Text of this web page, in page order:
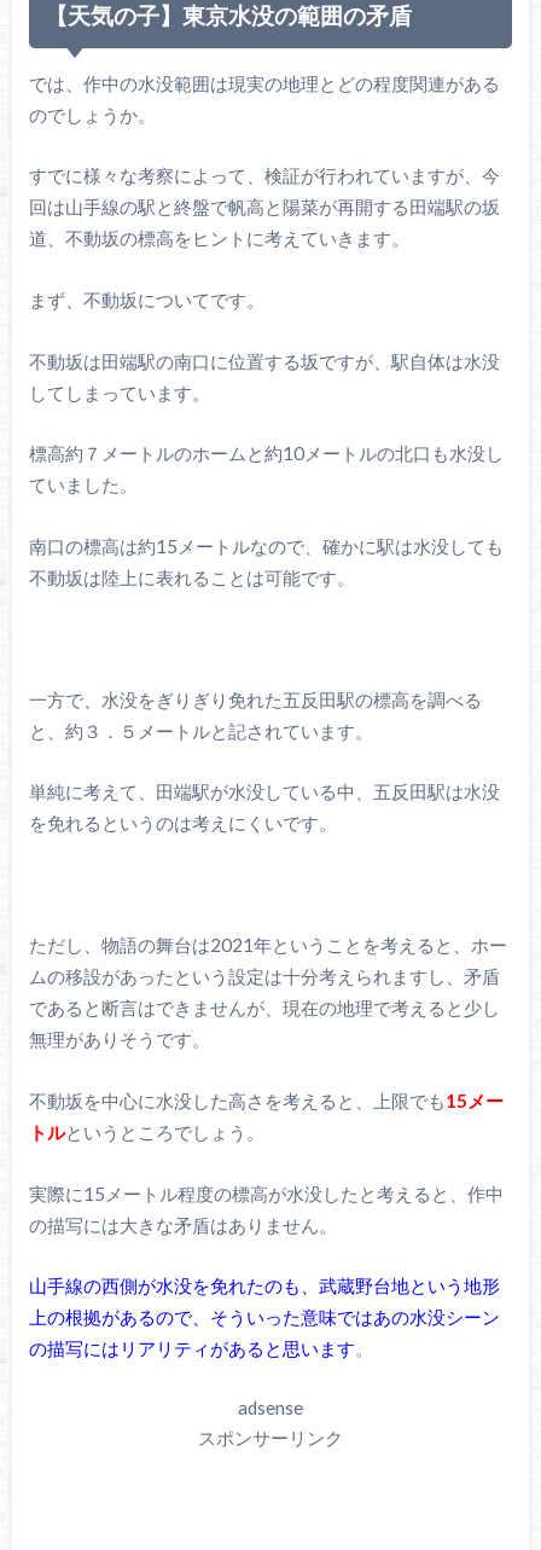
【天気の子】東京水没の範囲の矛盾
では、作中の水没範囲は現実の地理とどの程度関連がある
のでしょうか。
すでに様々な考察によって、検証が行われていますが、今
回は山手線の駅と終盤で帆高と陽菜が再開する田端駅の坂
道、不動坂の標高をヒントに考えていきます。
まず、不動坂についてです。
不動坂は田端駅の南口に位置する坂ですが、駅自体は水没
してしまっています。
標高約７メートルのホームと約10メートルの北口も水没し
ていました。
南口の標高は約15メートルなので、確かに駅は水没しても
不動坂は陸上に表れることは可能です。
一方で、水没をぎりぎり免れた五反田駅の標高を調べる
と、約３．５メートルと記されています。
単純に考えて、田端駅が水没している中、五反田駅は水没
を免れるというのは考えにくいです。
ただし、物語の舞台は2021年ということを考えると、ホー
ムの移設があったという設定は十分考えられますし、矛盾
であると断言はできませんが、現在の地理で考えると少し
無理がありそうです。
不動坂を中心に水没した高さを考えると、上限でも15メー
トルというところでしょう。
実際に15メートル程度の標高が水没したと考えると、作中
の描写には大きな矛盾はありません。
山手線の西側が水没を免れたのも、武蔵野台地という地形
上の根拠があるので、そういった意味ではあの水没シーン
の描写にはリアリティがあると思います。
adsense
スポンサーリンク